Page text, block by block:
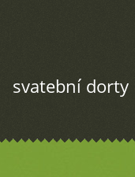
svatební dorty